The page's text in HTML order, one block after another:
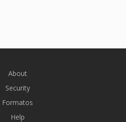
About
Security
Formatos
Help